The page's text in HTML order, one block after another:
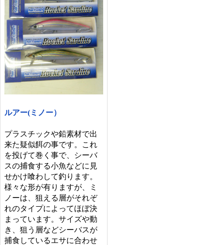
ルアー(ミノー）
プラスチックや鉛素材で出
来た疑似餌の事です。これ
を投げて巻く事で、シーバ
スの捕食する小魚などに見
せかけ喰わして釣ります。
様々な形が有りますが、ミ
ノーは、狙える層がそれぞ
れのタイプによってほぼ決
まっています。サイズや動
き、狙う層などシーバスが
捕食しているエサに合わせ